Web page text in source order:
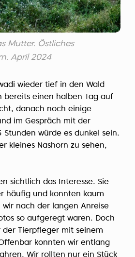
Mutter. Östliches
April 2024
wieder tief in den Wald
bereits einen halben Tag auf
danach noch einige
im Gespräch mit der
Stunden würde es dunkel sein.
kleines Nashorn zu sehen,
sichtlich das Interesse. Sie
häufig und konnten kaum
wir nach der langen Anreise
so aufgeregt waren. Doch
Tierpfleger mit seinem
konnten wir entlang
Wir rollten nur ein Stück